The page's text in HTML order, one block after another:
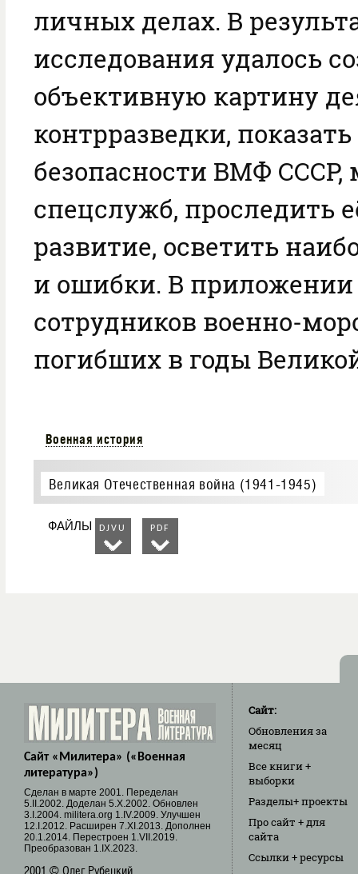
личных делах. В
исследования удалось
объективную картину
контрразведки,
безопасности ВМФ СССР,
спецслужб, проследить
развитие, осветить
и ошибки. В приложении
сотрудников военно-
погибших в годы
Военная история
Великая Отечественная война (1941-1945)
ФАЙЛЫ DJVU PDF
Сайт «Милитера» («Военная
литература»)
Cделан в марте 2001. Переделан
5.II.2002. Доделан 5.X.2002. Обновлен
3.I.2004. militera.org 1.IV.2009. Улучшен
12.I.2012. Расширен 7.XI.2013. Дополнен
20.1.2014. Перестроен 1.VII.2019.
Преобразован 1.IX.2023.
2001 © Олег Рубецкий
Сайт:
Обновленияза
месяц
Все книги+
выборки
Разделы+ проекты
Про сайт + для
сайта
Ссылки+ ресурсы